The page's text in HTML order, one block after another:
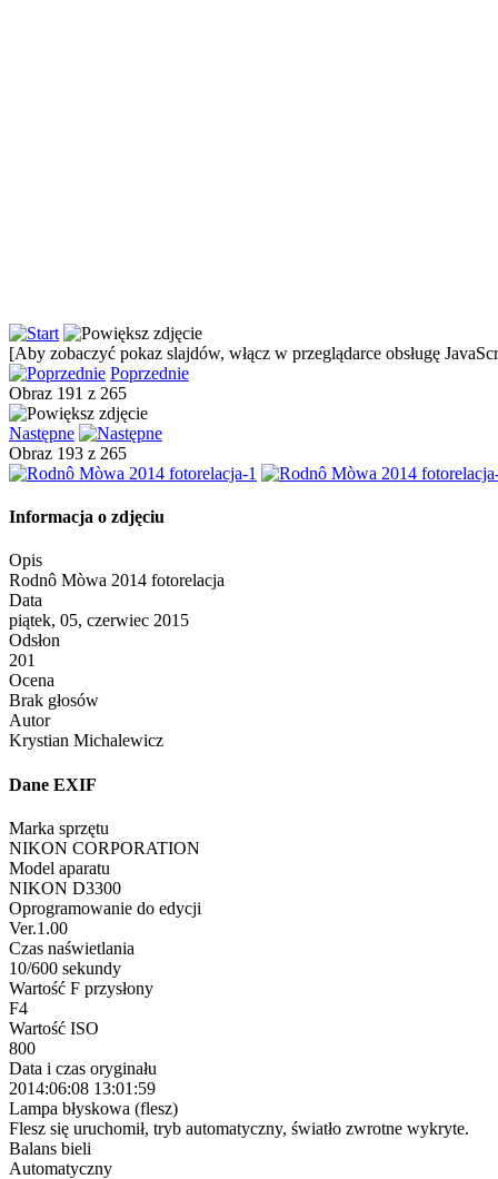
[Aby zobaczyć pokaz slajdów, włącz w przeglądarce obsługę
Poprzednie
Obraz 191 z 265
Następne
Obraz 193 z 265
Informacja o zdjęciu
Opis
Rodnô Mòwa 2014 fotorelacja
Data
piątek, 05, czerwiec 2015
Odsłon
201
Ocena
Brak głosów
Autor
Krystian Michalewicz
Dane EXIF
Marka sprzętu
NIKON CORPORATION
Model aparatu
NIKON D3300
Oprogramowanie do edycji
Ver.1.00
Czas naświetlania
10/600 sekundy
Wartość F przysłony
F4
Wartość ISO
800
Data i czas oryginału
2014:06:08 13:01:59
Lampa błyskowa (flesz)
Flesz się uruchomił, tryb automatyczny, światło zwrotne wykryte.
Balans bieli
Automatyczny